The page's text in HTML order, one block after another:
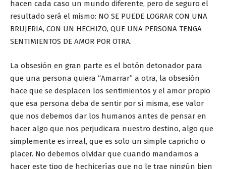
hacen cada caso un mundo diferente, pero de seguro el
resultado será el mismo: NO SE PUEDE LOGRAR CON UNA
BRUJERIA, CON UN HECHIZO, QUE UNA PERSONA TENGA
SENTIMIENTOS DE AMOR POR OTRA.
La obsesión en gran parte es el botón detonador para
que una persona quiera “Amarrar” a otra, la obsesión
hace que se desplacen los sentimientos y el amor propio
que esa persona deba de sentir por sí misma, ese valor
que nos debemos dar los humanos antes de pensar en
hacer algo que nos perjudicara nuestro destino, algo que
simplemente es irreal, que es solo un simple capricho o
placer. No debemos olvidar que cuando mandamos a
hacer este tipo de hechicerías que no le trae ningún bien